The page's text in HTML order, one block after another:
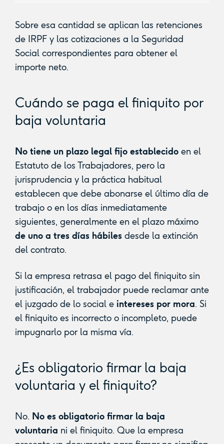
Sobre esa cantidad se aplican las retenciones
de IRPF y las cotizaciones a la Seguridad
Social correspondientes para obtener el
importe neto.
Cuándo se paga el finiquito por
baja voluntaria
No tiene un plazo legal fijo establecidoen el
Estatuto de los Trabajadores, pero la
jurisprudencia y la práctica habitual
establecen que debe abonarse el último día de
trabajo o en los días inmediatamente
siguientes, generalmente en el plazo máximo
de uno a tres días hábilesdesde la extinción
del contrato.
Si la empresa retrasa el pago del finiquito sin
justificación, el trabajador puede reclamar ante
el juzgado de lo social e intereses por mora. Si
el finiquito es incorrecto o incompleto, puede
impugnarlo por la misma vía.
¿Es obligatorio firmar la baja
voluntaria y el finiquito?
No. No es obligatorio firmar la baja
voluntaria ni el finiquito. Que la empresa